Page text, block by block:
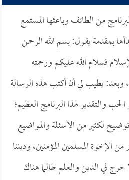
من الطائف وباعثها المستمع
بمقدمة يقول: بسم الله الرحمن
فسلام الله عليكم ورحمته
وبعد: يطيب لي أن أكتب هذه الرسالة
والتقدير لهذا البرنامج العظيم؛
لكثير من الأسئلة والمواضيع
الإخوة المسلمين المؤمنين، وديننا
في الدين والعلم طالما هناك